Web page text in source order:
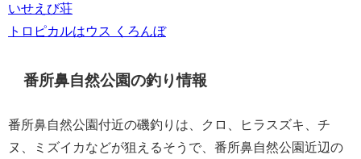
いせえび荘
トロピカルはウス くろんぼ
番所鼻自然公園の釣り情報
番所鼻自然公園付近の磯釣りは、クロ、ヒラスズキ、チ
ヌ、ミズイカなどが狙えるそうで、番所鼻自然公園近辺の